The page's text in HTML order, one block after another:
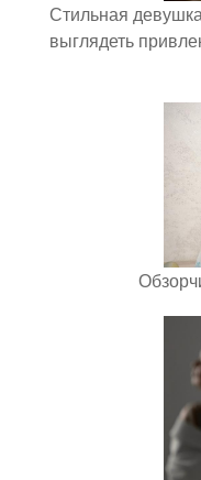
Стильная
выглядеть